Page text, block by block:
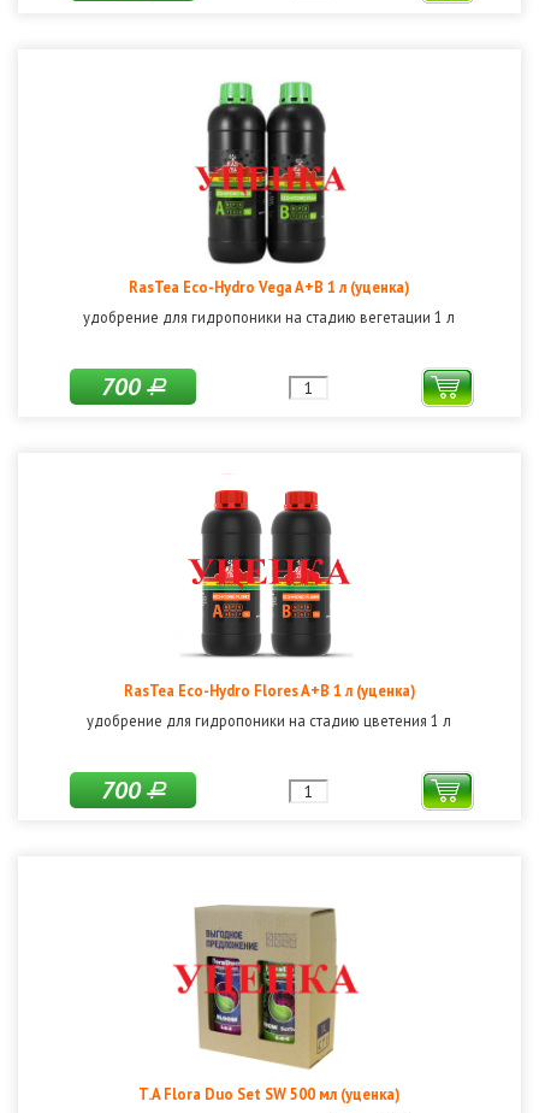
RasTea Eco-Hydro Vega A+B 1 л (уценка)
удобрение для гидропоники на стадию вегетации 1 л
700Р
RasTea Eco-Hydro Flores A+B 1 л (уценка)
удобрение для гидропоники на стадию цветения 1 л
700Р
T.A Flora Duo Set SW 500 мл (уценка)